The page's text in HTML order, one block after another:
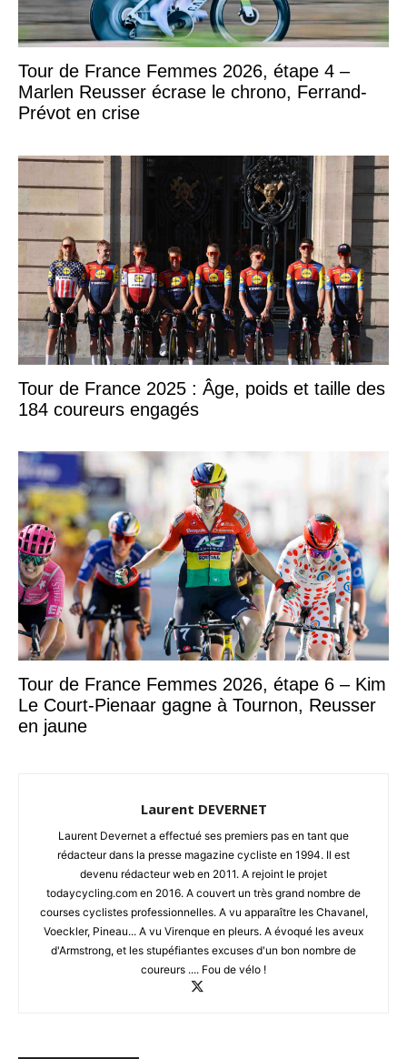
Tour de France Femmes 2026, étape 4 –
Marlen Reusser écrase le chrono, Ferrand-
Prévot en crise
Tour de France 2025 : Âge, poids et taille des
184 coureurs engagés
Tour de France Femmes 2026, étape 6 – Kim
Le Court-Pienaar gagne à Tournon, Reusser
en jaune
Laurent DEVERNET
Laurent Devernet a effectué ses premiers pas en tant que
rédacteur dans la presse magazine cycliste en 1994. Il est
devenu rédacteur web en 2011. A rejoint le projet
todaycycling.com en 2016. A couvert un très grand nombre de
courses cyclistes professionnelles. A vu apparaître les Chavanel,
Voeckler, Pineau... A vu Virenque en pleurs. A évoqué les aveux
d'Armstrong, et les stupéfiantes excuses d'un bon nombre de
coureurs .... Fou de vélo !